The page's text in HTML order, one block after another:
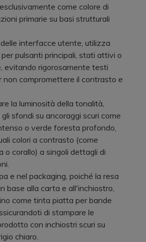
come colore di
primarie su basi strutturali
interfacce utente, utilizza
pulsanti principali, stati attivi o
evitando rigorosamente testi
non compromettere il contrasto e
la luminosità della tonalità,
sfondi su ancoraggi scuri come
o verde foresta profondo,
colori a contrasto (come
o corallo) a singoli dettagli di
e nel packaging, poiché la resa
base alla carta e all'inchiostro,
come tinta piatta per bande
di stampare le
con inchiostri scuri su
chiaro.